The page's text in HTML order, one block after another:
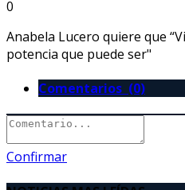
0
Anabela Lucero quiere que
potencia que puede ser"
Comentarios (0)
Confirmar